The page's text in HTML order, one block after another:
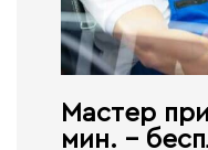
Мастер
мин. -